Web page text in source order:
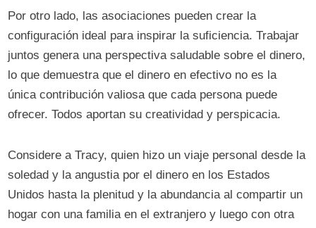
Por otro lado, las asociaciones pueden crear la
configuración ideal para inspirar la suficiencia. Trabajar
juntos genera una perspectiva saludable sobre el dinero,
lo que demuestra que el dinero en efectivo no es la
única contribución valiosa que cada persona puede
ofrecer. Todos aportan su creatividad y perspicacia.
Considere a Tracy, quien hizo un viaje personal desde la
soledad y la angustia por el dinero en los Estados
Unidos hasta la plenitud y la abundancia al compartir un
hogar con una familia en el extranjero y luego con otra